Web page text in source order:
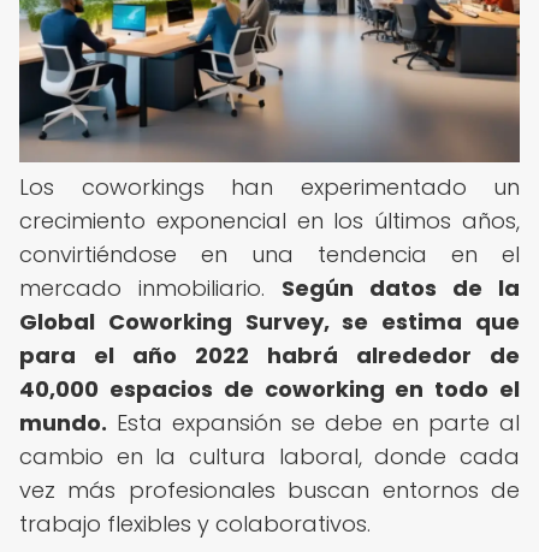
Los coworkings han experimentado un
crecimiento exponencial en los últimos años,
convirtiéndose en una tendencia en el
mercado inmobiliario. Según datos de la
Global Coworking Survey, se estima que
para el año 2022 habrá alrededor de
40,000 espacios de coworking en todo el
mundo. Esta expansión se debe en parte al
cambio en la cultura laboral, donde cada
vez más profesionales buscan entornos de
trabajo flexibles y colaborativos.